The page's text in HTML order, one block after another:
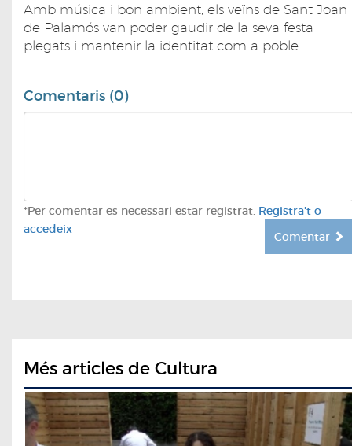
Amb música i bon ambient, els veïns de Sant Joan
de Palamós van poder gaudir de la seva festa
plegats i mantenir la identitat com a poble
Comentaris (0)
*Per comentar es necessari estar registrat. Registra't o
accedeix
Comentar
Més articles de Cultura